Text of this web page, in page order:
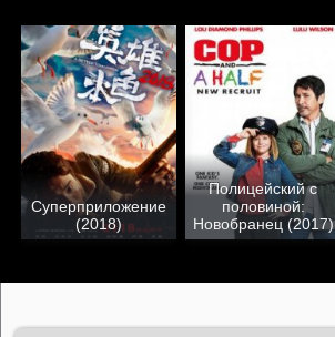
Суперприложение
(2018)
Полицейский с
половиной:
Новобранец (2017)